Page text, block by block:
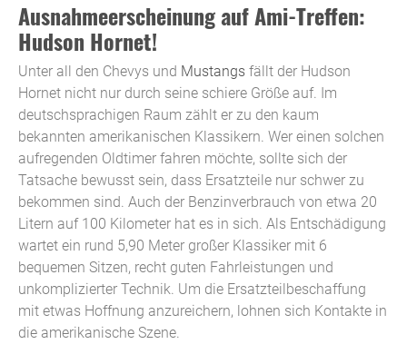
Ausnahmeerscheinung auf Ami-Treffen:
Hudson Hornet!
Unter all den Chevys und Mustangs fällt der Hudson
Hornet nicht nur durch seine schiere Größe auf. Im
deutschsprachigen Raum zählt er zu den kaum
bekannten amerikanischen Klassikern. Wer einen solchen
aufregenden Oldtimer fahren möchte, sollte sich der
Tatsache bewusst sein, dass Ersatzteile nur schwer zu
bekommen sind. Auch der Benzinverbrauch von etwa 20
Litern auf 100 Kilometer hat es in sich. Als Entschädigung
wartet ein rund 5,90 Meter großer Klassiker mit 6
bequemen Sitzen, recht guten Fahrleistungen und
unkomplizierter Technik. Um die Ersatzteilbeschaffung
mit etwas Hoffnung anzureichern, lohnen sich Kontakte in
die amerikanische Szene.